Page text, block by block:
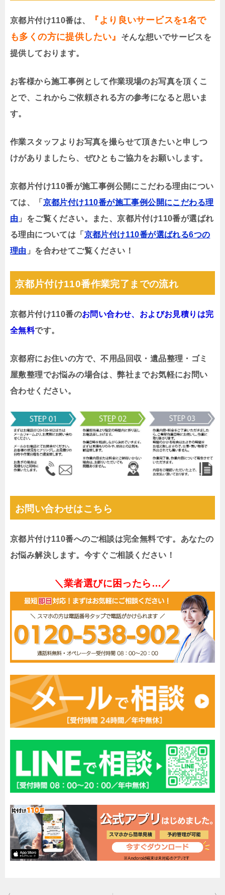
京都片付け110番は、
『より良いサービスを1名で
も多くの方に提供したい』
そんな想いでサービスを
提供しております。
お客様から施工事例として作業現場のお写真を頂くこ
とで、これからご依頼される方の参考になると思いま
す。
作業スタッフよりお写真を撮らせて頂きたいと申しつ
けがありましたら、ぜひともご協力をお願いします。
京都片付け110番が施工事例公開にこだわる理由につい
ては、「 京都片付け110番が施工事例公開にこだわる理
由 」をご覧ください。また、京都片付け110番が選ばれ
る理由については「 京都片付け110番が選ばれる6つの
理由 」を合わせてご覧ください！
京都片付け110番作業完了までの流れ
京都片付け110番のお問い合わせ、およびお見積りは完
全無料です。
京都府にお住いの方で、不用品回収・遺品整理・ゴミ
屋敷整理でお悩みの場合は、弊社までお気軽にお問い
合わせください。
お問い合わせはこちら
京都片付け110番へのご相談は完全無料です。あなたの
お悩み解決します。今すぐご相談ください！
＼業者選びに困ったら…／